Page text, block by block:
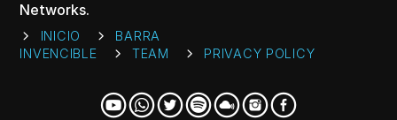
Networks.
INICIO
BARRA
INVENCIBLE
TEAM PRIVACY POLICY